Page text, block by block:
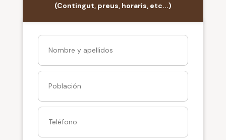
(Contingut, preus, horaris, etc...)